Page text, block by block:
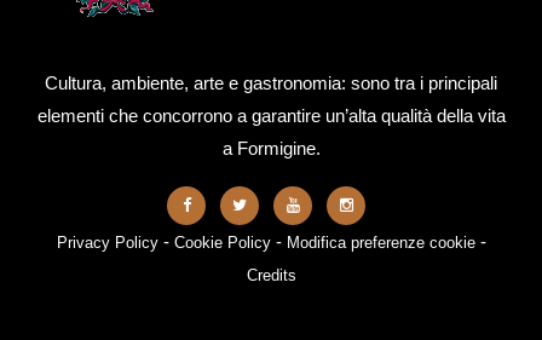
Cultura, ambiente, arte e gastronomia: sono tra i principali
elementi che concorrono a garantire un’alta qualità della vita
a Formigine.
Privacy Policy- Cookie Policy- Modifica preferenze cookie-
Credits